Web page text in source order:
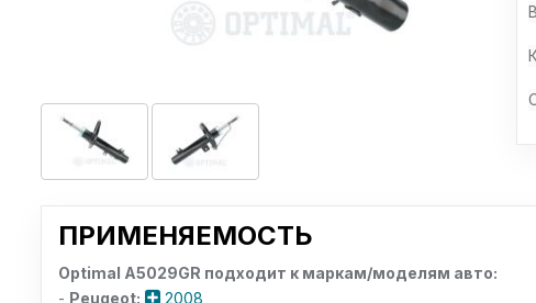
ПРИМЕНЯЕМОСТЬ
Optimal A5029GR подходит к маркам/моделям авто:
- Peugeot:
2008